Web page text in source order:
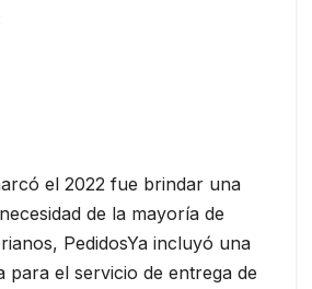
el 2022 fue brindar una
de la mayoría de
PedidosYa incluyó una
para el servicio de entrega de